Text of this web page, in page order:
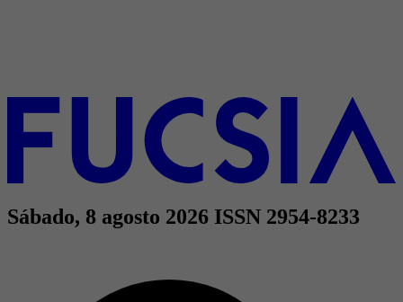
Sábado, 8 agosto 2026 ISSN 2954-8233